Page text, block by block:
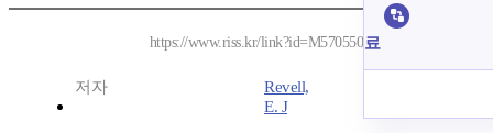
https://www.riss.kr/link?id=M570550
저자
Revell,
E. J
료